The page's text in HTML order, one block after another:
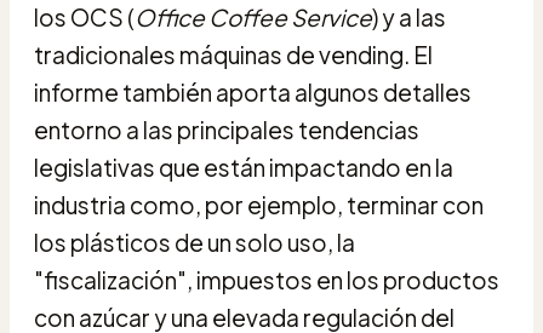
los OCS (Office Coffee Service)y a las
tradicionales máquinas de vending. El
informe también aporta algunos detalles
entorno a las principales tendencias
legislativas que están impactando en la
industria como, por ejemplo, terminar con
los plásticos de un solo uso, la
"fiscalización", impuestos en los productos
con azúcar y una elevada regulación del